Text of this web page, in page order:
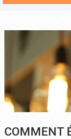
COMMENT